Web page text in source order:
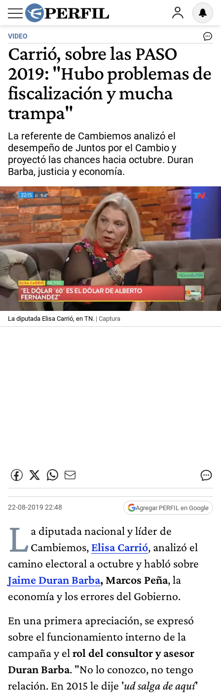
VIDEO
Carrió, sobre las PASO
2019: "Hubo problemas de
fiscalización y mucha
trampa"
La referente de Cambiemos analizó el
desempeño de Juntos por el Cambio y
proyectó las chances hacia octubre. Duran
Barba, justicia y economía.
La diputada Elisa Carrió, en TN. | Captura
22-08-2019 22:48 Agregar PERFIL en Google
La diputada nacional y líder de
Cambiemos, Elisa Carrió, analizó el
camino electoral a octubre y habló sobre
Jaime Duran Barba, Marcos Peña, la
economía y los errores del Gobierno.
En una primera apreciación, se expresó
sobre el funcionamiento interno de la
campaña y el rol del consultor y asesor
Duran Barba. "No lo conozco, no tengo
relación. En 2015 le dije 'ud salga de aquí'